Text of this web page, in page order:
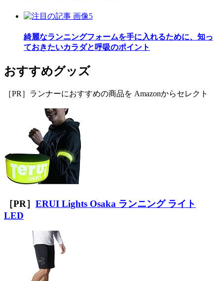
綺麗なランニングフォームを手に入れるために、知っ
ておきたいカラダと呼吸のポイント
おすすめグッズ
［PR］ランナーにおすすめの商品を Amazonからセレクト
［PR］ ERUI Lights Osaka ランニング ライト
LED